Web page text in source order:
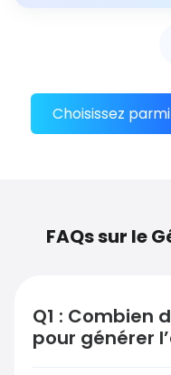
Choisissez
FAQs sur le
Q1 : Combien
pour générer